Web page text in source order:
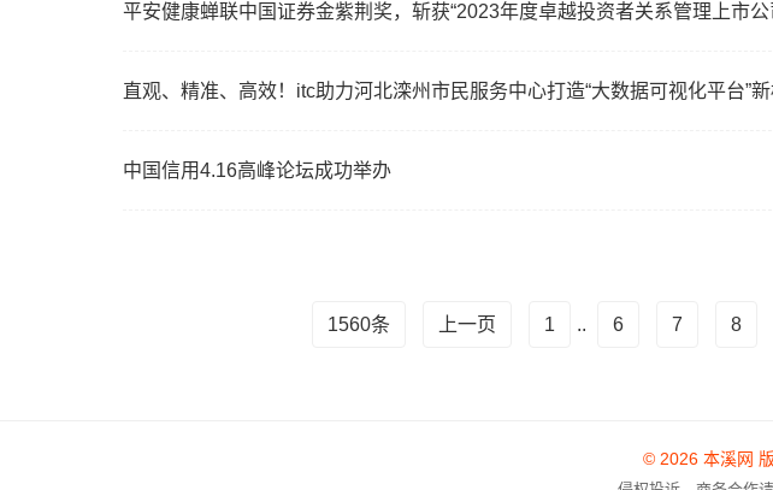
平安健康蝉联中国证券金紫荆奖，斩获“2023年度卓越投资者关系管理上市公
直观、精准、高效！itc助力河北滦州市民服务中心打造“大数据可视化平台”
中国信用4.16高峰论坛成功举办
1560条 上一页 1 .. 6 7 8
© 2026 本溪网